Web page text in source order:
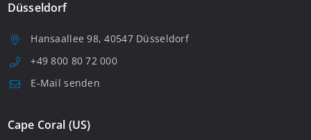
Düsseldorf
Hansaallee 98, 40547 Düsseldorf
+49 800 80 72 000
E-Mail senden
Cape Coral (US)